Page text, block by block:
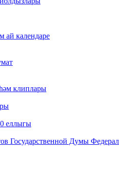
ай календаре
клиплары
еллыгы
Государственной Думы